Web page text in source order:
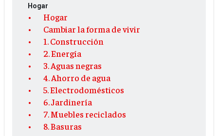
Hogar
Hogar
Cambiar la forma de vivir
1. Construcción
2. Energía
3. Aguas negras
4. Ahorro de agua
5. Electrodomésticos
6. Jardinería
7. Muebles reciclados
8. Basuras